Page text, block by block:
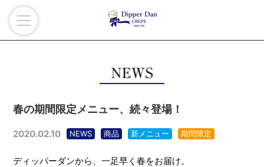
春の期間限定メニュー、続々登場！
2020.02.10 NEWS 商品 新メニュー 期間限定
ディッパーダンから、一足早く春をお届け。